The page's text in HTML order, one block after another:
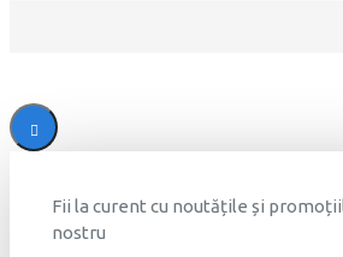
Fii la curent cu noutățile și
nostru